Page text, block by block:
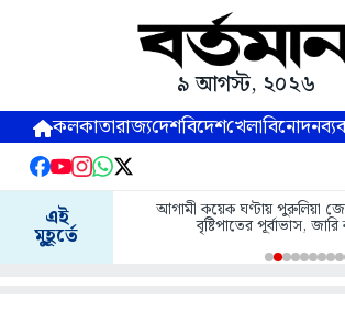
৯ আগস্ট, ২০২৬
কলকাতারাজ্যদেশবিদেশখেলাবিনোদন
এই
মুহূর্তে
আগামী কয়েক ঘণ্টায় পুরুলিয়া
বৃষ্টিপাতের পূর্বাভাস,